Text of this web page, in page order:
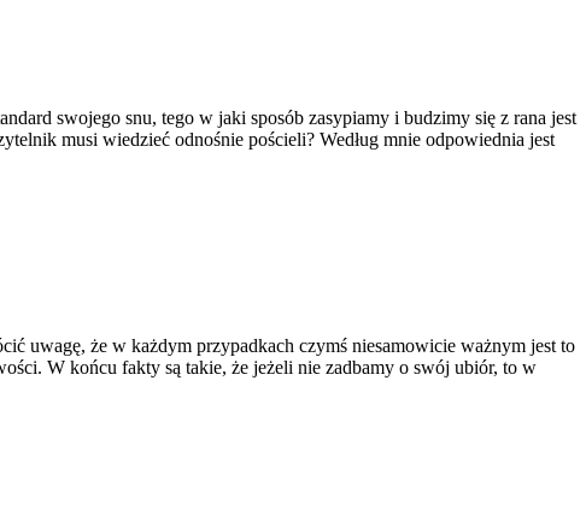
swojego snu, tego w jaki sposób zasypiamy i budzimy się z rana jest
musi wiedzieć odnośnie pościeli? Według mnie odpowiednia jest
uwagę, że w każdym przypadkach czymś niesamowicie ważnym jest to
W końcu fakty są takie, że jeżeli nie zadbamy o swój ubiór, to w